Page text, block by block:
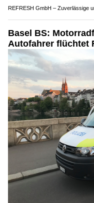
REFRESH GmbH – Zuverlässige
Basel BS:
Autofahrer flüchtet